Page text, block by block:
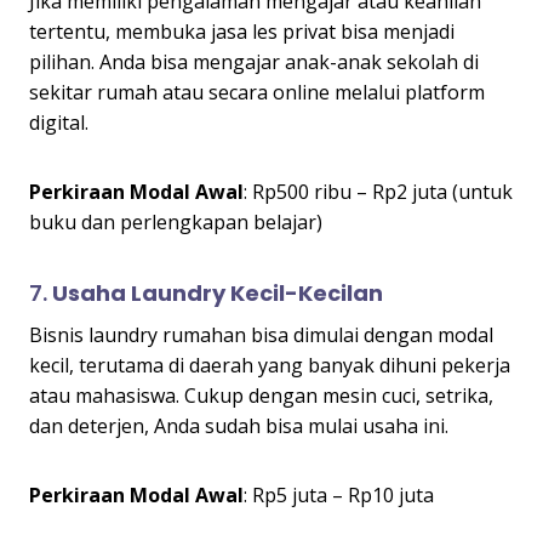
tertentu, membuka jasa les privat bisa menjadi
pilihan. Anda bisa mengajar anak-anak sekolah di
sekitar rumah atau secara online melalui platform
digital.
Perkiraan Modal Awal: Rp500 ribu – Rp2 juta (untuk
buku dan perlengkapan belajar)
7. Usaha Laundry Kecil-Kecilan
Bisnis laundry rumahan bisa dimulai dengan modal
kecil, terutama di daerah yang banyak dihuni pekerja
atau mahasiswa. Cukup dengan mesin cuci, setrika,
dan deterjen, Anda sudah bisa mulai usaha ini.
Perkiraan Modal Awal: Rp5 juta – Rp10 juta